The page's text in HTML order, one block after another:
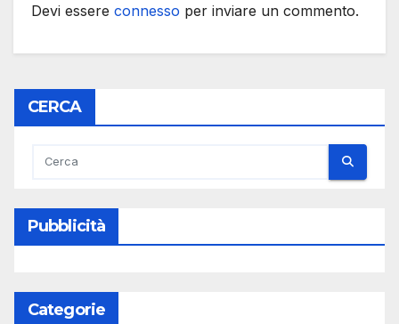
Devi essere connesso per inviare un commento.
CERCA
Pubblicità
Categorie